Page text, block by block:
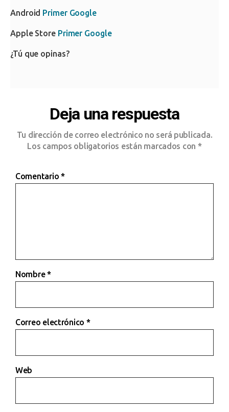
Android Primer Google
Apple Store Primer Google
¿Tú que opinas?
Deja una respuesta
Tu dirección de correo electrónico no será publicada.
Los campos obligatorios están marcados con *
Comentario*
Nombre*
Correo electrónico *
Web